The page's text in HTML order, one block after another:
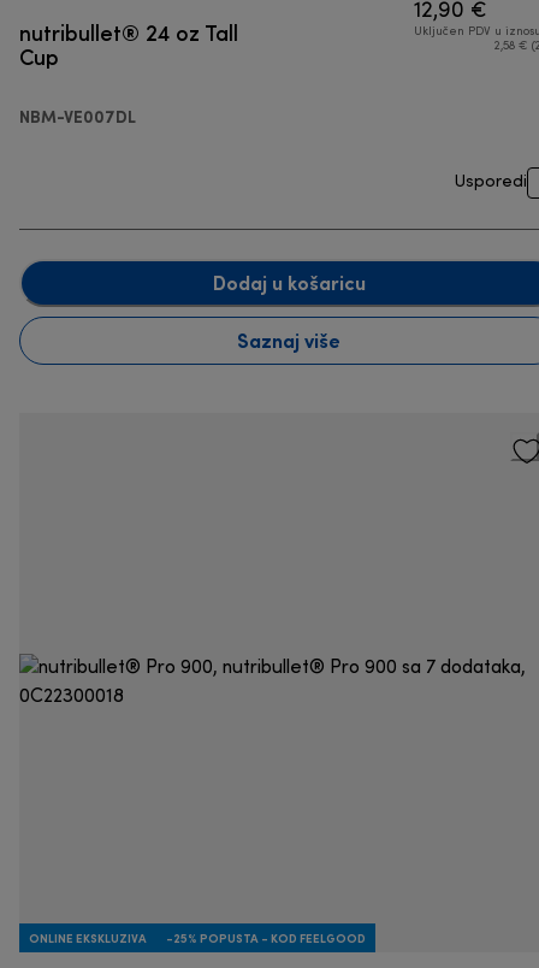
nutribullet® 24 oz Tall
Cup
NBM-VE007DL
12,90 €
Uključen PDV u
2,58 €
Usporedi
Dodaj u košaricu
Saznaj više
ONLINE EKSKLUZIVA -25% POPUSTA - KOD FEELGOOD